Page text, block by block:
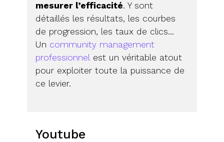
mesurer l’efficacité. Y sont
détaillés les résultats, les courbes
de progression, les taux de clics…
Un community management
professionnelest un véritable atout
pour exploiter toute la puissance de
ce levier.
Youtube